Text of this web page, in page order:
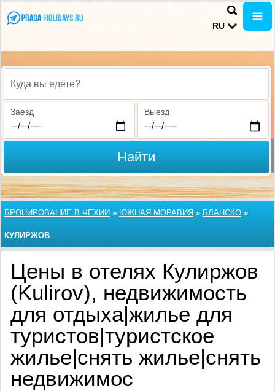
RU
Куда вы едете?
Заезд Выезд
Найти
БРОНИРОВАНИЕ В ЧЕХИИ » ЮЖНАЯ МОРАВИЯ » БЛАНСКО »
КУЛИРЖОВ
Цены в отелях Кулиржов
(Kulirov), недвижимость
для отдыха|жилье для
туристов|туристское
жилье|снять жилье|снять
недвижимос